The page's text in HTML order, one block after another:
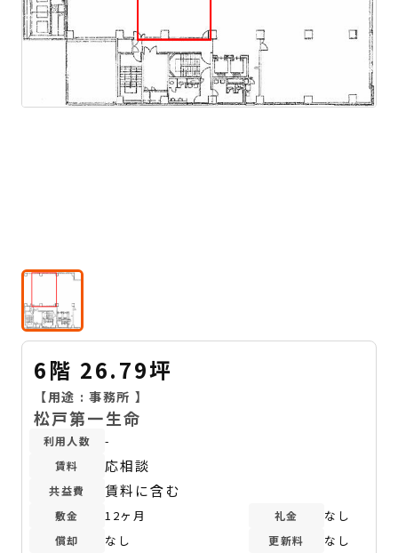
6階 26.79坪
【用途 :事務所 】
松戸第一生命
利用人数 -
賃料 応相談
共益費 賃料に含む
敷金 12ヶ月 礼金 なし
償却 なし 更新料 なし